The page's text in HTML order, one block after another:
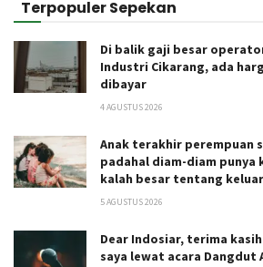
Terpopuler Sepekan
Di balik gaji besar
Industri Cikarang, ada
dibayar
4 AGUSTUS 2026
Anak terakhir perempuan
padahal diam-diam punya
kalah besar tentang
5 AGUSTUS 2026
Dear Indosiar, terima
saya lewat acara Dangdut